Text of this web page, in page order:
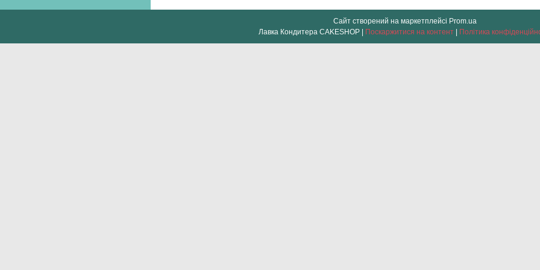
Сайт створений на маркетплейсі Prom.ua
Лавка Кондитера CAKESHOP | Поскаржитися на контент | Політика